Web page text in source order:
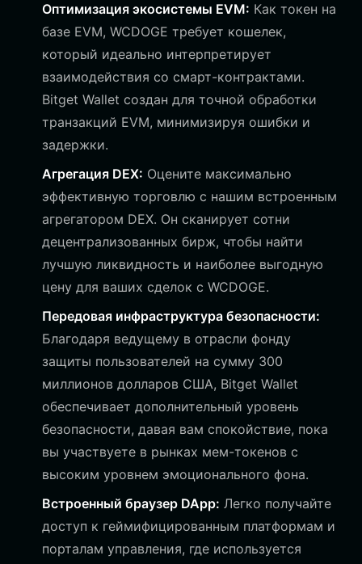
Оптимизация экосистемы EVM: Как токен на
базе EVM, WCDOGE требует кошелек,
который идеально интерпретирует
взаимодействия со смарт-контрактами.
Bitget Wallet создан для точной обработки
транзакций EVM, минимизируя ошибки и
задержки.
Агрегация DEX: Оцените максимально
эффективную торговлю с нашим встроенным
агрегатором DEX. Он сканирует сотни
децентрализованных бирж, чтобы найти
лучшую ликвидность и наиболее выгодную
цену для ваших сделок с WCDOGE.
Передовая инфраструктура безопасности:
Благодаря ведущему в отрасли фонду
защиты пользователей на сумму 300
миллионов долларов США, Bitget Wallet
обеспечивает дополнительный уровень
безопасности, давая вам спокойствие, пока
вы участвуете в рынках мем-токенов с
высоким уровнем эмоционального фона.
Встроенный браузер DApp: Легко получайте
доступ к геймифицированным платформам и
порталам управления, где используется